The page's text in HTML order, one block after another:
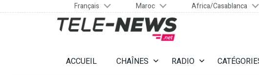
Français Maroc Africa/Casablanca
ACCUEIL CHAÎNES RADIO